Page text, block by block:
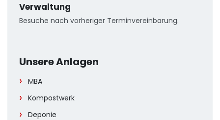
Verwaltung
Besuche nach vorheriger Terminvereinbarung.
Unsere Anlagen
MBA
Kompostwerk
Deponie